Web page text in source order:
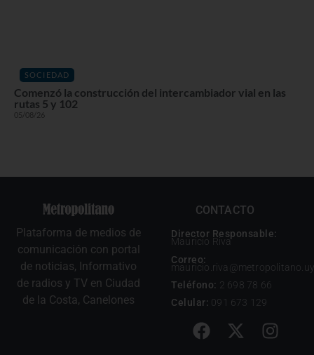
SOCIEDAD
Comenzó la construcción del intercambiador vial en las
rutas 5 y 102
05/08/26
Plataforma de medios de
comunicación con portal
de noticias, Informativo
de radios y TV en Ciudad
de la Costa, Canelones
CONTACTO
Director Responsable:
Mauricio Riva
Correo:
mauricio.riva@metropolitano.uy
Teléfono: 2 698 78 66
Celular: 091 673 129